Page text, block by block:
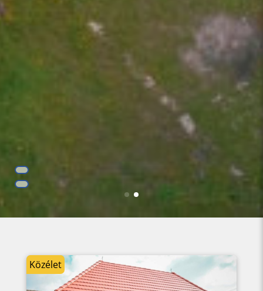
KÖZSÉG HONLAPJÁN!
Közélet